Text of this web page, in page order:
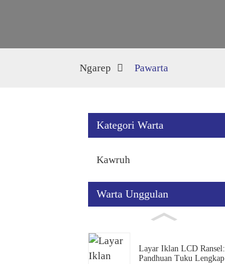
Ngarep Pawarta
Kategori Warta
Kawruh
Warta Unggulan
Layar Iklan LCD Ransel:
Pandhuan Tuku Lengkap